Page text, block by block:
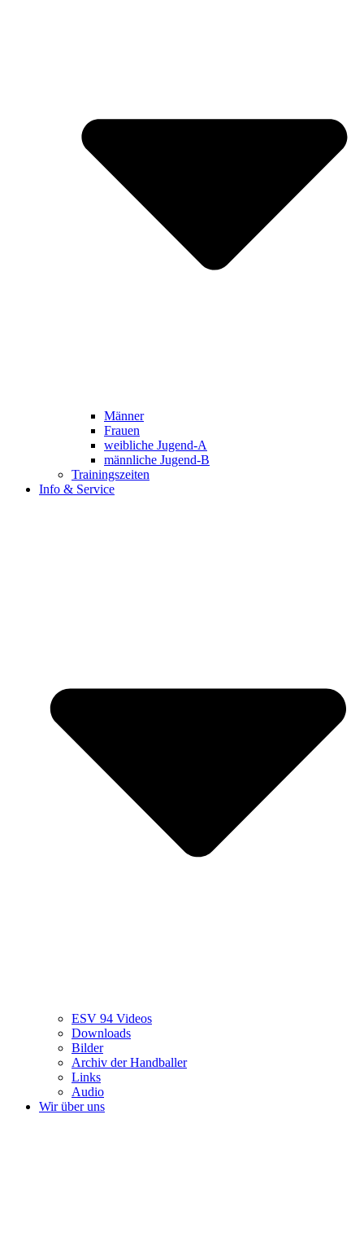
Männer
Frauen
weibliche Jugend-A
männliche Jugend-B
Trainingszeiten
Info & Service
ESV 94 Videos
Downloads
Bilder
Archiv der Handballer
Links
Audio
Wir über uns